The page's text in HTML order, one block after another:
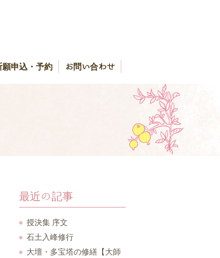
願申込・予約 お問い合わせ
最近の記事
授決集 序文
石土入峰修行
大壇・多宝塔の修繕【大師